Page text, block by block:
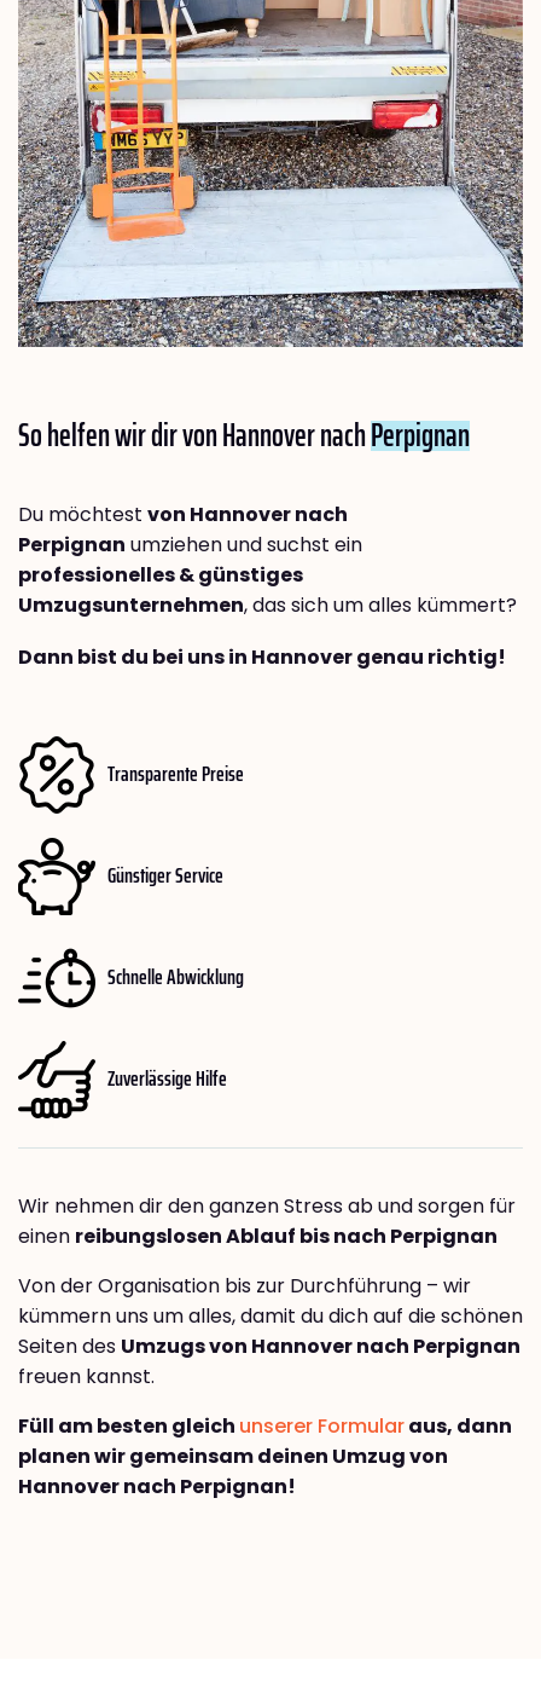
So helfen wir dir von Hannover nachPerpignan
Du möchtest von Hannover nach
Perpignan umziehen und suchst ein
professionelles & günstiges
Umzugsunternehmen, das sich um alles kümmert?
Dann bist du bei uns in Hannover genau richtig!
Transparente Preise
Günstiger Service
Schnelle Abwicklung
Zuverlässige Hilfe
Wir nehmen dir den ganzen Stress ab und sorgen für
einen reibungslosen Ablauf bis nach Perpignan
Von der Organisation bis zur Durchführung – wir
kümmern uns um alles, damit du dich auf die schönen
Seiten des Umzugs von Hannover nach Perpignan
freuen kannst.
Füll am besten gleich unserer Formularaus, dann
planen wir gemeinsam deinen Umzug von
Hannover nach Perpignan!